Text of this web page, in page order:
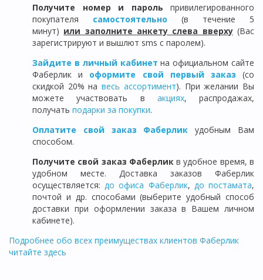
Получите номер и пароль привилегированного
покупателя самостоятельно (в течение 5
минут) или заполните анкету слева вверху(Вас
зарегистрируют и вышлют sms с паролем).
Зайдите в личный кабинет на официальном сайте
Фаберлик и оформите свой первый заказ (со
скидкой 20% навесь ассортимент). При желании Вы
можете участвовать в акциях, распродажах,
получать подарки за покупки.
Оплатите свой заказ Фаберлик удобным Вам
способом.
Получите свой заказ Фаберликв удобное время, в
удобном месте. Доставка заказов Фаберлик
осуществляется:до офиса Фаберлик, до постамата,
почтой и др. способами (выберите удобный способ
доставки при оформлении заказа в Вашем личном
кабинете).
Подробнее обо всех преимуществах клиентов Фаберлик
читайте здесь